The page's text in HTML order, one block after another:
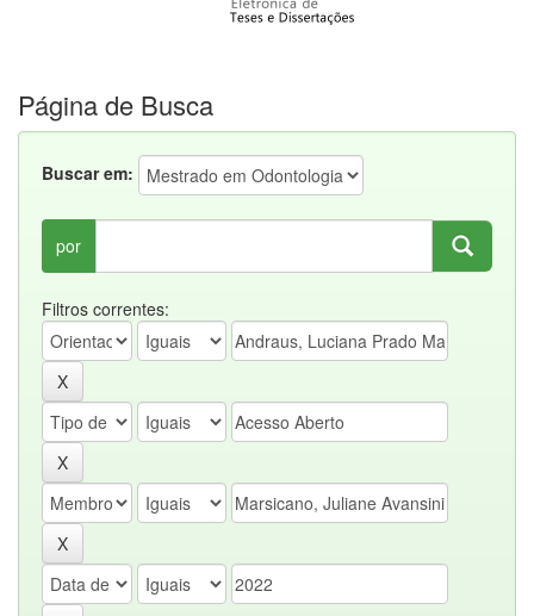
Página de Busca
Buscar em:
por
Filtros correntes: